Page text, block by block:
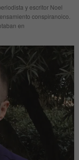
y escritor Noel
conspiranoico.
en